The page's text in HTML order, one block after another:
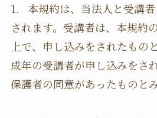
1. 本規約は、当法人と受講
されます。受講者は、本規約
上で、申し込みをされたもの
成年の受講者が申し込みをさ
保護者の同意があったものと